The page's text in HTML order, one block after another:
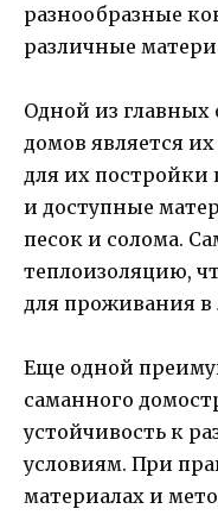
разнообразные
различные
Одной из
домов является
для их
и доступные
песок и солома.
теплоизоляцию,
для проживания в
Еще одной
саманного
устойчивость к
условиям. При
материалах и